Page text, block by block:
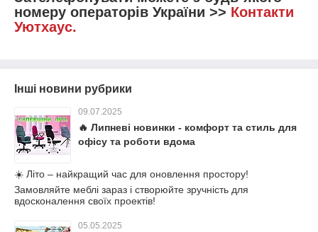
номеру операторів України >> Контакти
Уютхаус.
Інші новини рубрики
09.07.2025
🔥 Липневі новинки - комфорт та стиль для
офісу та роботи вдома
☀️ Літо – найкращий час для оновлення простору!
Замовляйте меблі зараз і створюйте зручність для
вдосконалення своїх проектів!
05.05.2025